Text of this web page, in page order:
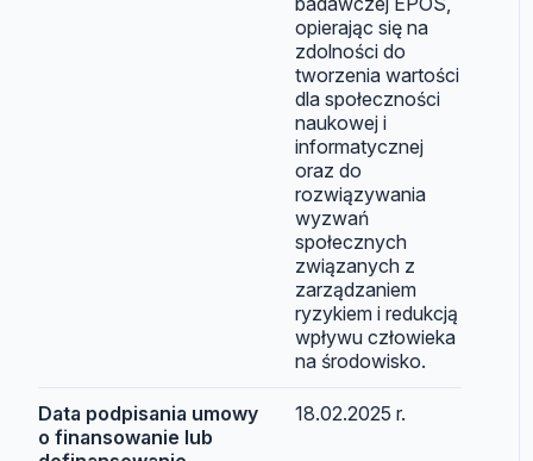
opierając się na
zdolności do
tworzenia wartości
dla społeczności
naukowej i
informatycznej
oraz do
rozwiązywania
wyzwań
społecznych
związanych z
zarządzaniem
ryzykiem i redukcją
wpływu człowieka
na środowisko.
Data podpisania umowy
o finansowanie lub
18.02.2025 r.